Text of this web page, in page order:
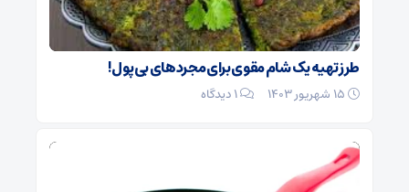
طرز تهیه یک شام مقوی برای مجردهای بی‌پول!
1 دیدگاه